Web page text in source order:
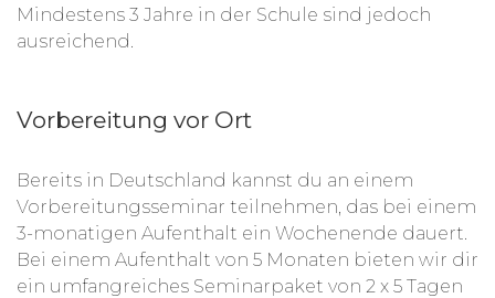
Mindestens 3 Jahre in der Schule sind jedoch
ausreichend.
Vorbereitung vor Ort
Bereits in Deutschland kannst du an einem
Vorbereitungsseminar teilnehmen, das bei einem
3-monatigen Aufenthalt ein Wochenende dauert.
Bei einem Aufenthalt von 5 Monaten bieten wir dir
ein umfangreiches Seminarpaket von 2 x 5 Tagen